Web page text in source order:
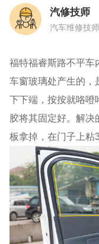
汽修技师
汽车维修技师
福特福睿斯路不平车
车窗玻璃处产生的，
下下端，按按就咯噔
胶将其固定好。解
板拿掉，在门子上粘